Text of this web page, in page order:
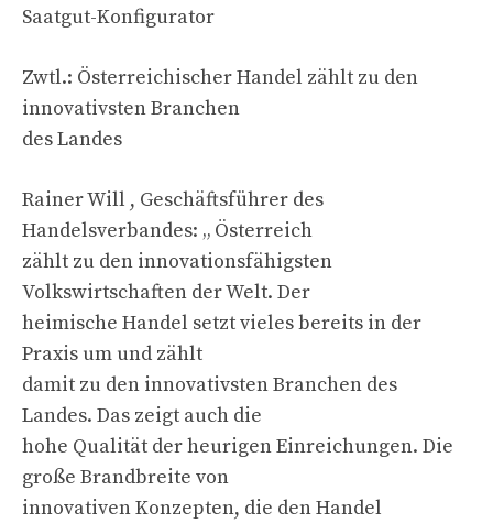
Saatgut-Konfigurator
Zwtl.: Österreichischer Handel zählt zu den
innovativsten Branchen
des Landes
Rainer Will , Geschäftsführer des
Handelsverbandes: „ Österreich
zählt zu den innovationsfähigsten
Volkswirtschaften der Welt. Der
heimische Handel setzt vieles bereits in der
Praxis um und zählt
damit zu den innovativsten Branchen des
Landes. Das zeigt auch die
hohe Qualität der heurigen Einreichungen. Die
große Brandbreite von
innovativen Konzepten, die den Handel